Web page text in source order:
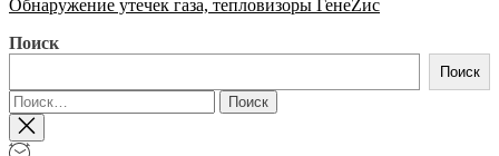
Обнаружение утечек газа, тепловизоры ГенеZис
Поиск
Поиск
Найти: